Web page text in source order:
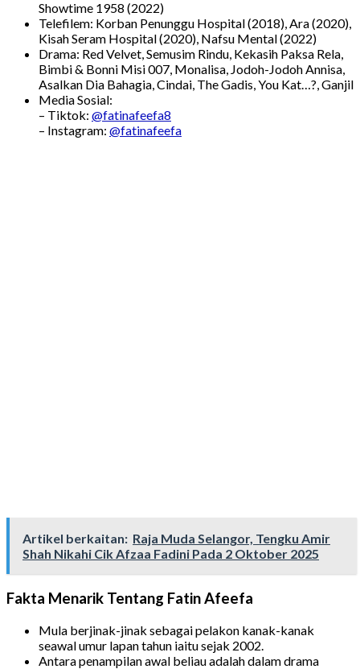
Showtime 1958 (2022)
Telefilem: Korban Penunggu Hospital (2018), Ara (2020),
Kisah Seram Hospital (2020), Nafsu Mental (2022)
Drama: Red Velvet, Semusim Rindu, Kekasih Paksa Rela,
Bimbi & Bonni Misi 007, Monalisa, Jodoh-Jodoh Annisa,
Asalkan Dia Bahagia, Cindai, The Gadis, You Kat…?, Ganjil
Media Sosial:
– Tiktok: @fatinafeefa8
– Instagram: @fatinafeefa
Artikel berkaitan: Raja Muda Selangor, Tengku Amir
Shah Nikahi Cik Afzaa Fadini Pada 2 Oktober 2025
Fakta Menarik Tentang Fatin Afeefa
Mula berjinak-jinak sebagai pelakon kanak-kanak
seawal umur lapan tahun iaitu sejak 2002.
Antara penampilan awal beliau adalah dalam drama